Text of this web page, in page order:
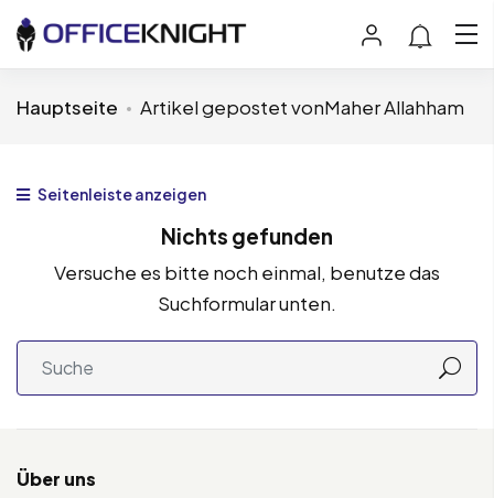
Hauptseite Artikel gepostet vonMaher Allahham
Seitenleiste anzeigen
Nichts gefunden
Versuche es bitte noch einmal, benutze das
Suchformular unten.
Über uns